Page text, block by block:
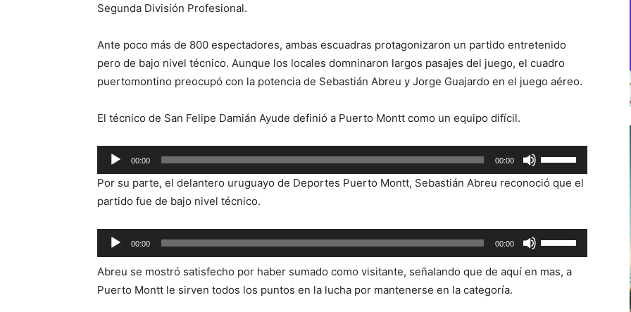
Segunda División Profesional.
Ante poco más de 800 espectadores, ambas escuadras protagonizaron un partido entretenido
pero de bajo nivel técnico. Aunque los locales domninaron largos pasajes del juego, el cuadro
puertomontino preocupó con la potencia de Sebastián Abreu y Jorge Guajardo en el juego aéreo.
El técnico de San Felipe Damián Ayude definió a Puerto Montt como un equipo difícil.
Reproductor
de
audio
00:00 00:00
las
teclas
flecha
arriba/abajo
Por su parte, el delantero uruguayo de Deportes Puerto Montt, Sebastián Abreu reconoció que el
partido fue de bajo nivel técnico.
Reproductor
de
audio
00:00 00:00
las
teclas
Abreu se mostró satisfecho por haber sumado como visitante, señalando que de aquí en mas, a
Puerto Montt le sirven todos los puntos en la lucha por mantenerse en la categoría.